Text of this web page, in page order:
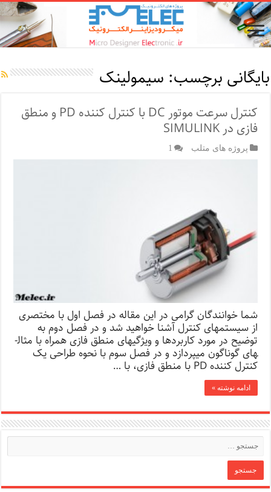
بایگانی برچسب: سیمولینک
کنترل سرعت موتور DC با کنترل کننده PD و منطق
فازی در SIMULINK
پروژه های متلب 1
شما خوانندگان گرامی در این مقاله در فصل اول با مختصری
از سیستم­های کنترل آشنا خواهید شد و در فصل دوم به
توضیح در مورد کاربرد­ها و ویژگی­های منطق فازی همراه با مثال­
های گوناگون می­پردازد و در فصل سوم با نحوه طراحی یک
کنترل کننده PD با منطق فازی، با …
ادامه نوشته »